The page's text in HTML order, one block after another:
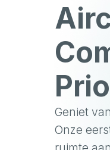
Geniet
Onze